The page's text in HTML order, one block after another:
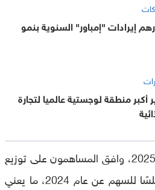
درهم إيرادات "إمباور" السنوية بنمو
أكبر منطقة لوجستية عالميا لتجارة
وخلال الربع الأول من عام 2025، وافق المساهمون على توزيع
أرباح نقدية بقيمة 15.5 فلسًا للسهم عن عام 2024، ما يعني